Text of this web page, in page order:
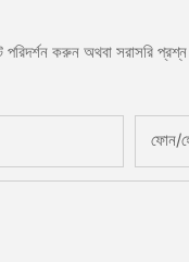
করুন অথবা সরাসরি
ফোন/